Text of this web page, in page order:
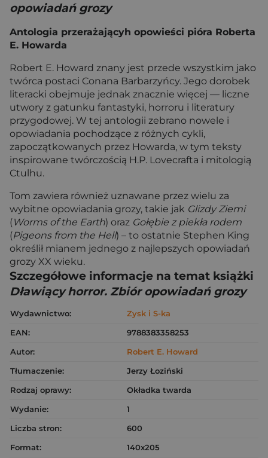
opowiadań grozy
Antologia przerażającyh opowieści pióra Roberta
E. Howarda
Robert E. Howard znany jest przede wszystkim jako
twórca postaci Conana Barbarzyńcy. Jego dorobek
literacki obejmuje jednak znacznie więcej — liczne
utwory z gatunku fantastyki, horroru i literatury
przygodowej. W tej antologii zebrano nowele i
opowiadania pochodzące z różnych cykli,
zapoczątkowanych przez Howarda, w tym teksty
inspirowane twórczością H.P. Lovecrafta i mitologią
Ctulhu.
Tom zawiera również uznawane przez wielu za
wybitne opowiadania grozy, takie jak Glizdy Ziemi
(Worms of the Earth) oraz Gołębie z piekła rodem
(Pigeons from the Hell) – to ostatnie Stephen King
określił mianem jednego z najlepszych opowiadań
grozy XX wieku.
Szczegółowe informacje na temat książki
Dławiący horror. Zbiór opowiadań grozy
Wydawnictwo:
Zysk i S-ka
EAN:
9788383358253
Autor:
Robert E. Howard
Tłumaczenie:
Jerzy Łoziński
Rodzaj oprawy:
Okładka twarda
Wydanie:
1
Liczba stron:
600
Format:
140x205